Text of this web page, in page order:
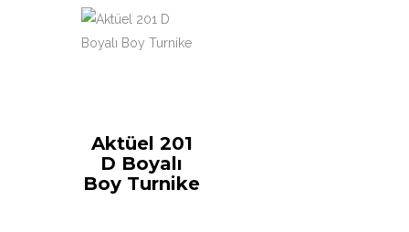
Aktüel 201
D Boyalı
Boy Turnike